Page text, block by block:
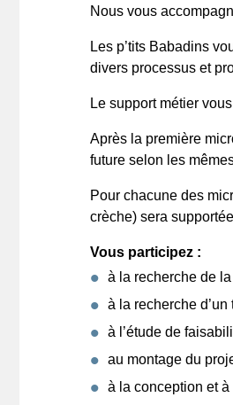
Nous vous
Les p’tits Babadins
divers processus et
Le support métier
Après la première
future selon les
Pour chacune des
crèche) sera
Vous participez :
à la recherche de
à la recherche
à l’étude de
au montage du
à la conception et